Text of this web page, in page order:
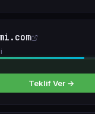
Teklif Ver →